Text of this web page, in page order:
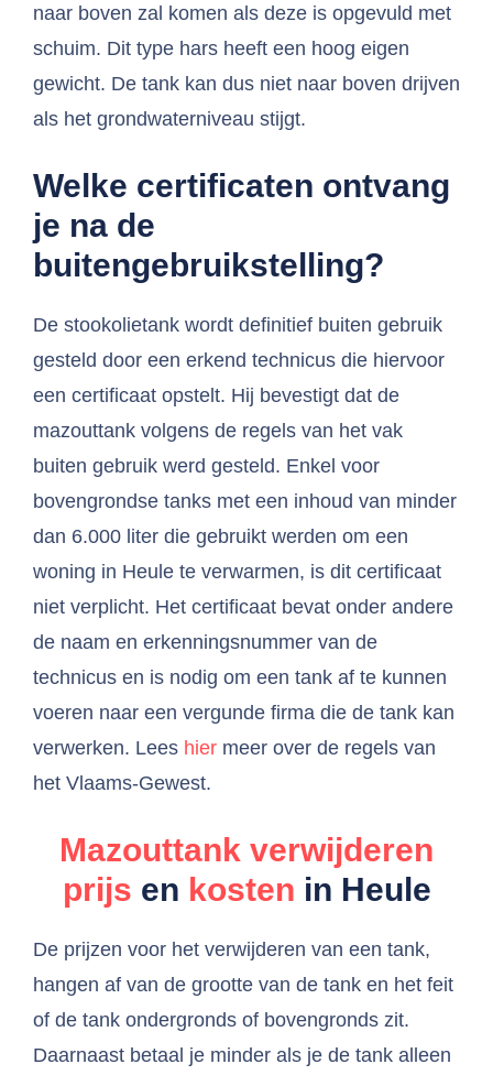
naar boven zal komen als deze is opgevuld met
schuim. Dit type hars heeft een hoog eigen
gewicht. De tank kan dus niet naar boven drijven
als het grondwaterniveau stijgt.
Welke certificaten ontvang
je na de
buitengebruikstelling?
De stookolietank wordt definitief buiten gebruik
gesteld door een erkend technicus die hiervoor
een certificaat opstelt. Hij bevestigt dat de
mazouttank volgens de regels van het vak
buiten gebruik werd gesteld. Enkel voor
bovengrondse tanks met een inhoud van minder
dan 6.000 liter die gebruikt werden om een
woning in Heule te verwarmen, is dit certificaat
niet verplicht. Het certificaat bevat onder andere
de naam en erkenningsnummer van de
technicus en is nodig om een tank af te kunnen
voeren naar een vergunde firma die de tank kan
verwerken. Lees hier meer over de regels van
het Vlaams-Gewest.
Mazouttank verwijderen
prijs en kosten in Heule
De prijzen voor het verwijderen van een tank,
hangen af van de grootte van de tank en het feit
of de tank ondergronds of bovengronds zit.
Daarnaast betaal je minder als je de tank alleen